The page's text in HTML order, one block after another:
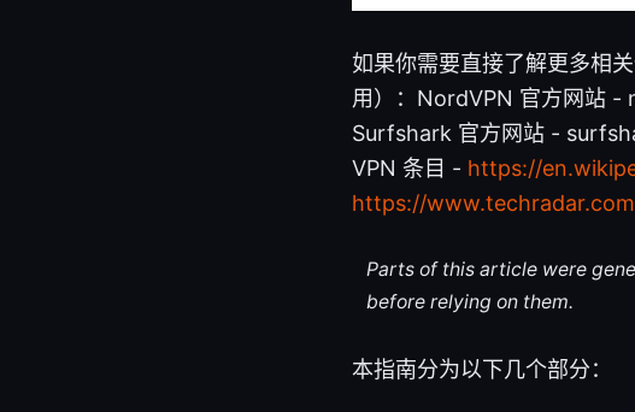
如果你需要直接了解更多相
用）：NordVPN 官方网站 -
Surfshark 官方网站 -
VPN 条目 - https://
https://
Parts of this article were
before relying on them.
本指南分为以下几个部分：